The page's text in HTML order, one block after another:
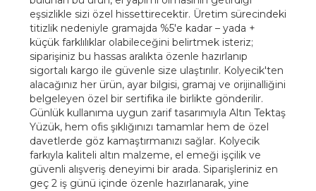
eşsizlikle sizi özel hissettirecektir. Üretim sürecindeki
titizlik nedeniyle gramajda %5'e kadar – yada +
küçük farklılıklar olabileceğini belirtmek isteriz;
siparişiniz bu hassas aralıkta özenle hazırlanıp
sigortalı kargo ile güvenle size ulaştırılır. Kolyecik'ten
alacağınız her ürün, ayar bilgisi, gramaj ve orijinalliğini
belgeleyen özel bir sertifika ile birlikte gönderilir.
Günlük kullanıma uygun zarif tasarımıyla Altın Tektaş
Yüzük, hem ofis şıklığınızı tamamlar hem de özel
davetlerde göz kamaştırmanızı sağlar. Kolyecik
farkıyla kaliteli altın malzeme, el emeği işçilik ve
güvenli alışveriş deneyimi bir arada. Siparişleriniz en
geç 2 iş günü içinde özenle hazırlanarak, yine